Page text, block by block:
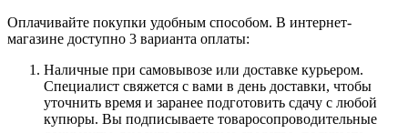
Оплачивайте покупки удобным способом. В интернет-
магазине доступно 3 варианта оплаты:
Наличные при самовывозе или доставке курьером.
Специалист свяжется с вами в день доставки, чтобы
уточнить время и заранее подготовить сдачу с любой
купюры. Вы подписываете товаросопроводительные